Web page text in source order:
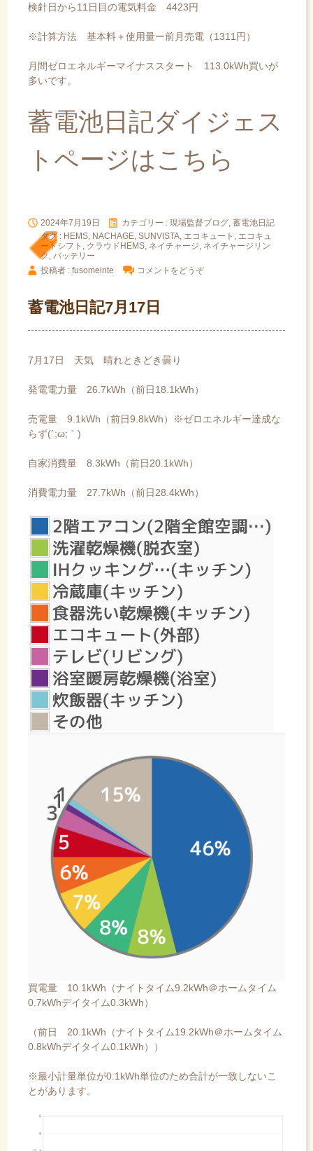
検針日から11日目の電気料金 4423円
※計算方法 基本料＋使用量ー前月売電（1311円）
月間ゼロエネルギーマイナススタート 113.0kWh買いが
多いです。
蓄電池日記ダイジェス
トページはこちら
2024年7月19日 カテゴリー : 現場監督ブログ, 蓄電池日記
タグ : HEMS NACHAGE SUNVISTA エコキュート
エコキュ
ートシフト
クラウドHEMS ネイチャージ ネイチャージリン
ク バッテリー
投稿者 : fusomeinte
コメントをどうぞ
蓄電池日記7月17日
7月17日 天気 晴れときどき曇り
発電電力量 26.7kWh（前日18.1kWh）
売電量 9.1kWh（前日9.8kWh）※ゼロエネルギー達成な
らず(´;ω;｀)
自家消費量 8.3kWh（前日20.1kWh）
消費電力量 27.7kWh（前日28.4kWh）
買電量 10.1kWh（ナイトタイム9.2kWh＠ホームタイム
0.7kWhデイタイム0.3kWh）
（前日 20.1kWh（ナイトタイム19.2kWh＠ホームタイム
0.8kWhデイタイム0.1kWh））
※最小計量単位が0.1kWh単位のため合計が一致しないこ
とがあります。